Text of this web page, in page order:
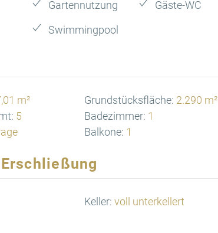
Gartennutzung
Gäste-WC
Swimmingpool
m² Grundstücksfläche: 2.290 m²
5 Badezimmer: 1
Balkone: 1
Keller: voll unterkellert